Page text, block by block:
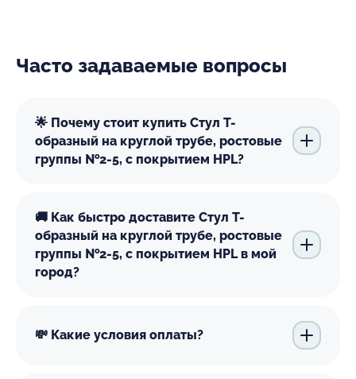
Часто задаваемые вопросы
🌟 Почему стоит купить Стул Т-
образный на круглой трубе, ростовые
группы №2-5, с покрытием HPL?
🚚 Как быстро доставите Стул Т-
образный на круглой трубе, ростовые
группы №2-5, с покрытием HPL в мой
город?
💸 Какие условия оплаты?